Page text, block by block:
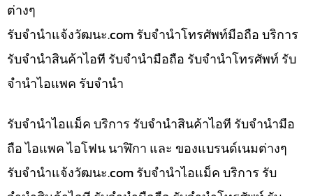
ต่างๆ
รับจํานําแจ้งวัฒนะ.com รับจำนำโทรศัพท์มือถือ บริการ
รับจำนำสินค้าไอที รับจำนำมือถือ รับจำนำโทรศัพท์ รับ
จำนำไอแพค รับจำนำ
รับจำนำไอแม็ค บริการ รับจำนำสินค้าไอที รับจำนำมือ
ถือ ไอแพค ไอโฟน นาฬิกา และ ของแบรนด์เนมต่างๆ
รับจํานําแจ้งวัฒนะ.com รับจำนำไอแม็ค บริการ รับ